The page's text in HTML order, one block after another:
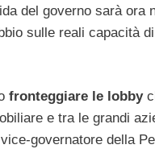
del governo sarà ora
sulle reali capacità
fronteggiare le lobby
e tra le grandi
governatore della